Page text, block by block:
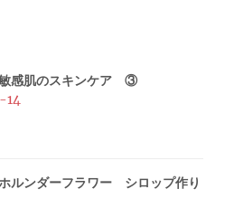
感肌のスキンケア ③
14
ルンダーフラワー シロップ作り